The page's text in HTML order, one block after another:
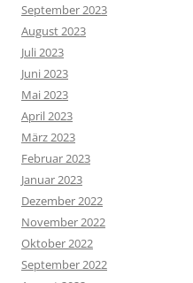
September 2023
August 2023
Juli 2023
Juni 2023
Mai 2023
April 2023
März 2023
Februar 2023
Januar 2023
Dezember 2022
November 2022
Oktober 2022
September 2022